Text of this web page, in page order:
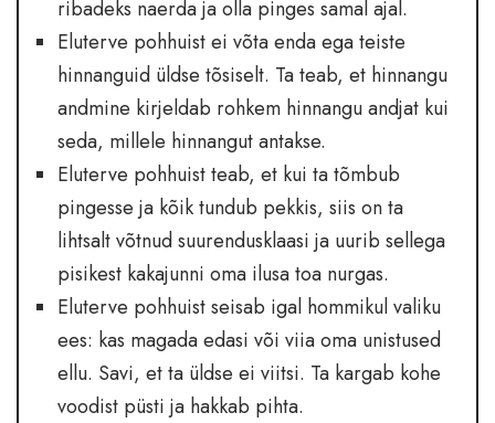
ribadeks naerda ja olla pinges samal ajal.
Eluterve pohhuist ei võta enda ega teiste
hinnanguid üldse tõsiselt. Ta teab, et hinnangu
andmine kirjeldab rohkem hinnangu andjat kui
seda, millele hinnangut antakse.
Eluterve pohhuist teab, et kui ta tõmbub
pingesse ja kõik tundub pekkis, siis on ta
lihtsalt võtnud suurendusklaasi ja uurib sellega
pisikest kakajunni oma ilusa toa nurgas.
Eluterve pohhuist seisab igal hommikul valiku
ees: kas magada edasi või viia oma unistused
ellu. Savi, et ta üldse ei viitsi. Ta kargab kohe
voodist püsti ja hakkab pihta.